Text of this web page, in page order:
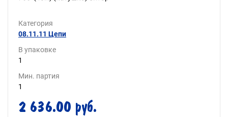
Категория
08.11.11 Цепи
В упаковке
1
Мин. партия
1
2 636.00 руб.